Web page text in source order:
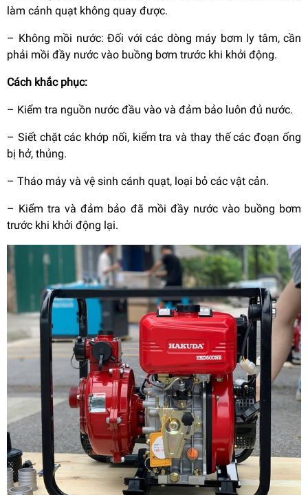
làm cánh quạt không quay được.
– Không mồi nước: Đối với các dòng máy bơm ly tâm, cần
phải mồi đầy nước vào buồng bơm trước khi khởi động.
Cách khắc phục:
– Kiểm tra nguồn nước đầu vào và đảm bảo luôn đủ nước.
– Siết chặt các khớp nối, kiểm tra và thay thế các đoạn ống
bị hở, thủng.
– Tháo máy và vệ sinh cánh quạt, loại bỏ các vật cản.
– Kiểm tra và đảm bảo đã mồi đầy nước vào buồng bơm
trước khi khởi động lại.